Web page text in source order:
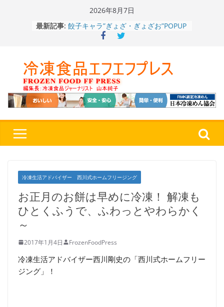
2026年8月7日
最新記事: ストアで作者にご挨拶、新作”れいと
うこ～こ～”を知る
定さわやかフレーバー「CHEESE
WONDER YELLOW」復刻発売中
今まで無かった大盛！水から簡単レン
ジ♪ふわもちめん！！「冷凍 日清の
どん兵衛 大盛 きつねうどん」
「同 肉うどん」
日清食品冷凍、背油の旨み・コク深い
から新ブランド『ニップン、彩りごは
ん。』～”おいしさ”をアピール
冷凍生活アドバイザー 西川式ホームフリージング
お正月のお餅は早めに冷凍！ 解凍も
ひとくふうで、ふわっとやわらかく
～
2017年1月4日 FrozenFoodPress
冷凍生活アドバイザー西川剛史の「西川式ホームフリー
ジング」！